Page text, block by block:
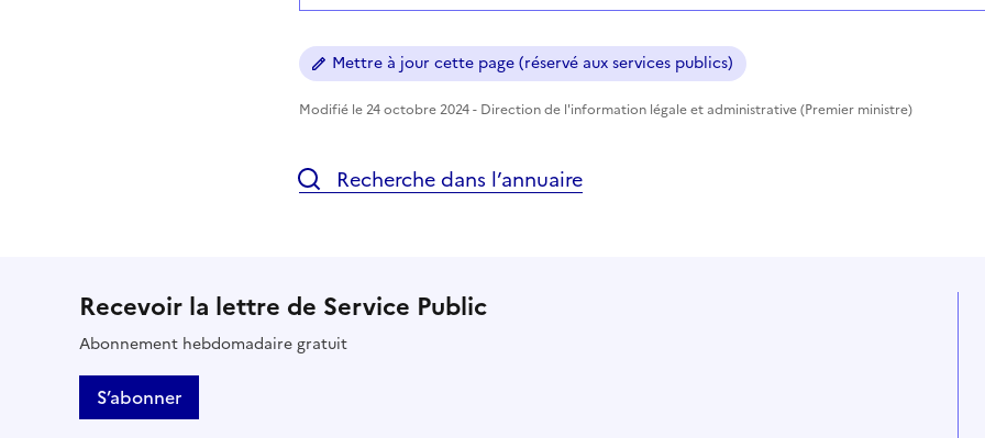
Mettre à jour cette page (réservé aux services publics)
Modifié le 24 octobre 2024 - Direction de l'information légale et administrative (Premier ministre)
Recherche dans l’annuaire
Recevoir la lettre de Service Public
Abonnement hebdomadaire gratuit
S’abonner